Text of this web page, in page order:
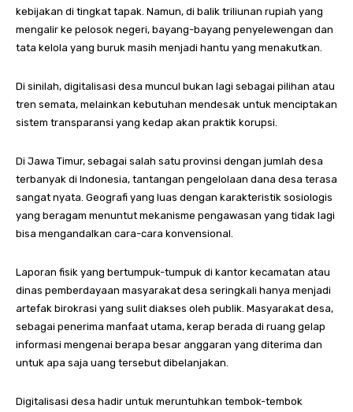
kebijakan di tingkat tapak. Namun, di balik triliunan rupiah yang
mengalir ke pelosok negeri, bayang-bayang penyelewengan dan
tata kelola yang buruk masih menjadi hantu yang menakutkan.
Di sinilah, digitalisasi desa muncul bukan lagi sebagai pilihan atau
tren semata, melainkan kebutuhan mendesak untuk menciptakan
sistem transparansi yang kedap akan praktik korupsi.
Di Jawa Timur, sebagai salah satu provinsi dengan jumlah desa
terbanyak di Indonesia, tantangan pengelolaan dana desa terasa
sangat nyata. Geografi yang luas dengan karakteristik sosiologis
yang beragam menuntut mekanisme pengawasan yang tidak lagi
bisa mengandalkan cara-cara konvensional.
Laporan fisik yang bertumpuk-tumpuk di kantor kecamatan atau
dinas pemberdayaan masyarakat desa seringkali hanya menjadi
artefak birokrasi yang sulit diakses oleh publik. Masyarakat desa,
sebagai penerima manfaat utama, kerap berada di ruang gelap
informasi mengenai berapa besar anggaran yang diterima dan
untuk apa saja uang tersebut dibelanjakan.
Digitalisasi desa hadir untuk meruntuhkan tembok-tembok